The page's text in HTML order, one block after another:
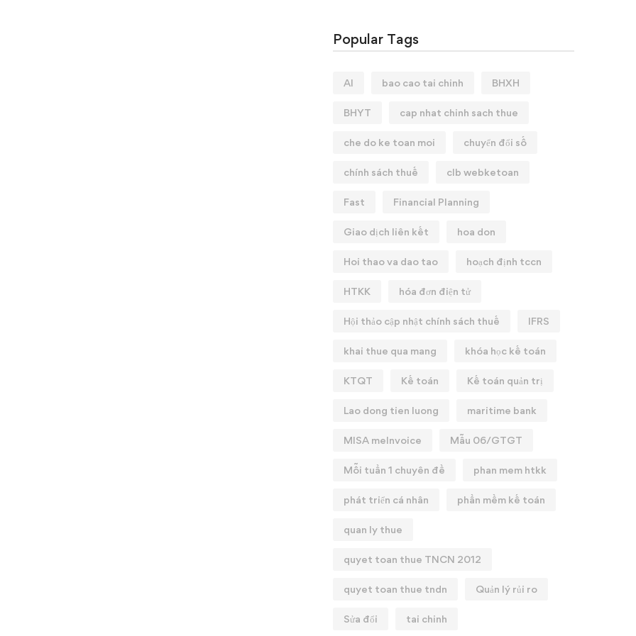
Popular Tags
AI bao cao tai chinh BHXH
BHYT cap nhat chinh sach thue
che do ke toan moi chuyển đổi số
chính sách thuế clb webketoan
Fast Financial Planning
Giao dịch liên kết hoa don
Hoi thao va dao tao hoạch định tccn
HTKK hóa đơn điện tử
Hội thảo cập nhật chính sách thuế IFRS
khai thue qua mang khóa học kế toán
KTQT Kế toán Kế toán quản trị
Lao dong tien luong maritime bank
MISA meInvoice Mẫu 06/GTGT
Mỗi tuần 1 chuyên đề phan mem htkk
phát triển cá nhân phần mềm kế toán
quan ly thue
quyet toan thue TNCN 2012
quyet toan thue tndn Quản lý rủi ro
Sửa đổi tai chinh